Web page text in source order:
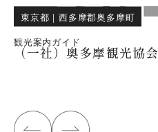
東京都 ｜西多摩郡奥多摩町
観光案内ガイド
（一社）奥多摩観光協会